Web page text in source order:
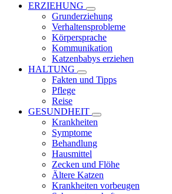
ERZIEHUNG
Grunderziehung
Verhaltensprobleme
Körpersprache
Kommunikation
Katzenbabys erziehen
HALTUNG
Fakten und Tipps
Pflege
Reise
GESUNDHEIT
Krankheiten
Symptome
Behandlung
Hausmittel
Zecken und Flöhe
Ältere Katzen
Krankheiten vorbeugen